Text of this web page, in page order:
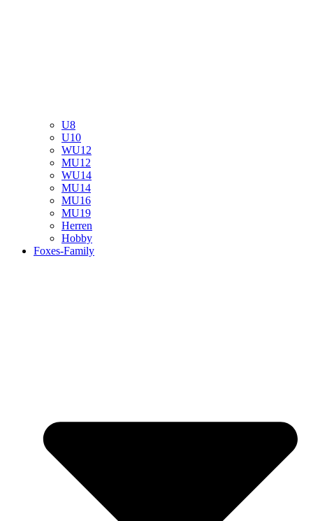
U8
U10
WU12
MU12
WU14
MU14
MU16
MU19
Herren
Hobby
Foxes-Family